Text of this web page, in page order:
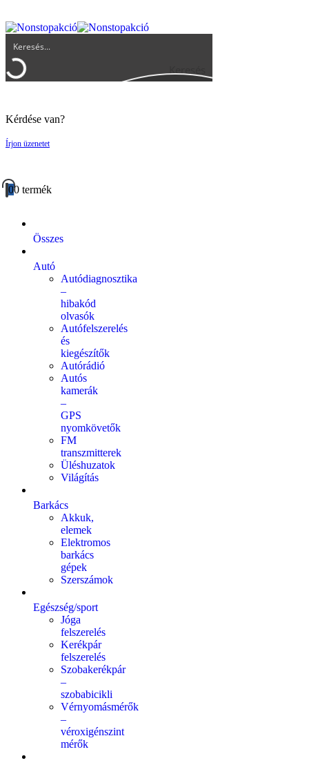
Keresés
Kérdése van?
Írjon üzenetet
00 termék
Összes
Autó
Autódiagnosztika
–
hibakód
olvasók
Autófelszerelés
és
kiegészítők
Autórádió
Autós
kamerák
–
GPS
nyomkövetők
FM
transzmitterek
Üléshuzatok
Világítás
Barkács
Akkuk,
elemek
Elektromos
barkács
gépek
Szerszámok
Egészség/sport
Jóga
felszerelés
Kerékpár
felszerelés
Szobakerékpár
–
szobabicikli
Vérnyomásmérők
–
véroxigénszint
mérők